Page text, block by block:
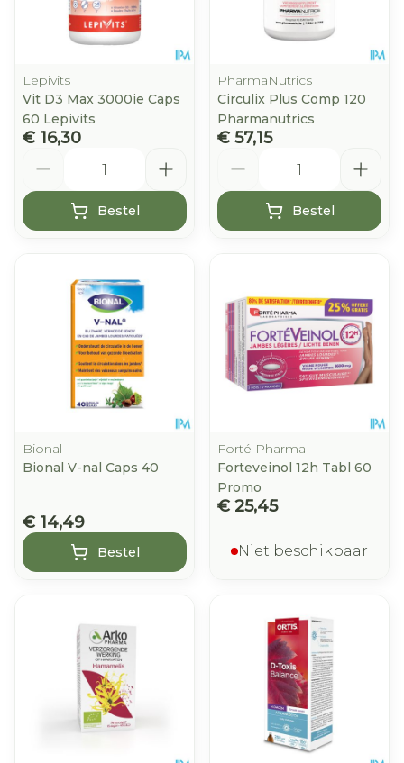
Lepivits
Vit D3 Max 3000ie Caps
60 Lepivits
€ 16,30
Bestel
PharmaNutrics
Circulix Plus Comp 120
Pharmanutrics
€ 57,15
Bestel
Bional
Bional V-nal Caps 40
€ 14,49
Bestel
Forté Pharma
Forteveinol 12h Tabl 60
Promo
€ 25,45
Niet beschikbaar